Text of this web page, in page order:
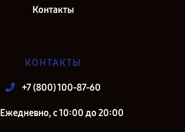
Контакты
КОНТАКТЫ
+7 (800) 100-87-60
Ежедневно, с 10:00 до 20:00